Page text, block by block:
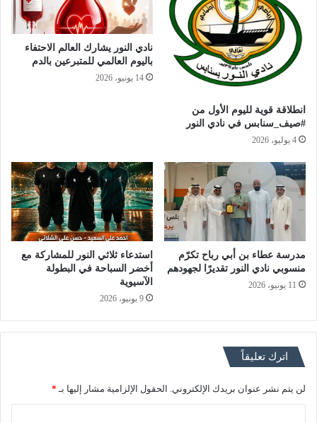
انطلاقة قوية لليوم الأول من
#صيف_سنابس في نادي النور
4 يوليو، 2026
نادي النور يشارك العالم الاحتفاء
باليوم العالمي للمتبرعين بالدم
14 يونيو، 2026
مدرسة عطاء بن أبي رباح تكرّم
منسوبي نادي النور تقديرًا لجهودهم
11 يونيو، 2026
استدعاء ثلاثي النور للمشاركة مع
أخضر السباحة في البطولة
الآسيوية
9 يونيو، 2026
اترك تعليقاً
لن يتم نشر عنوان بريدك الإلكتروني. الحقول الإلزامية مشار إليها بـ *